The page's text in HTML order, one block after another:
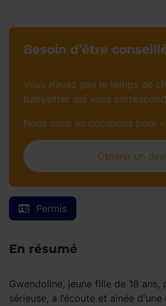
Permis
En résumé
Gwendoline, jeune fille de 18 ans,
sérieuse, a l’écoute et ainée
Besoin d’être
Vous n’avez pas le temps de
babysitter qui vous
Nous nous en occupons pour
Obtenir un